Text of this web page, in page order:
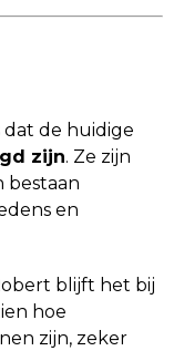
de huidige
zijn. Ze zijn
bestaan
en
blijft het bij
hoe
zijn, zeker